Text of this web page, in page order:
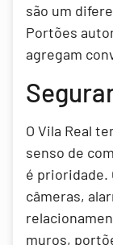
são um
Portões
agregam
O Vila Real
senso de
é prioridade.
câmeras,
muros,